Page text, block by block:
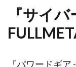
『サイ
『パワードギ